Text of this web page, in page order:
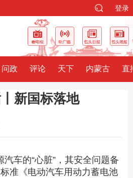
登录
问政 评论 天下 内蒙古 直
新国标落地
车的“心脏”，其安全问题备
准《电动汽车用动力蓄电池